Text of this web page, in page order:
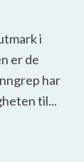
i
er de
har
til...